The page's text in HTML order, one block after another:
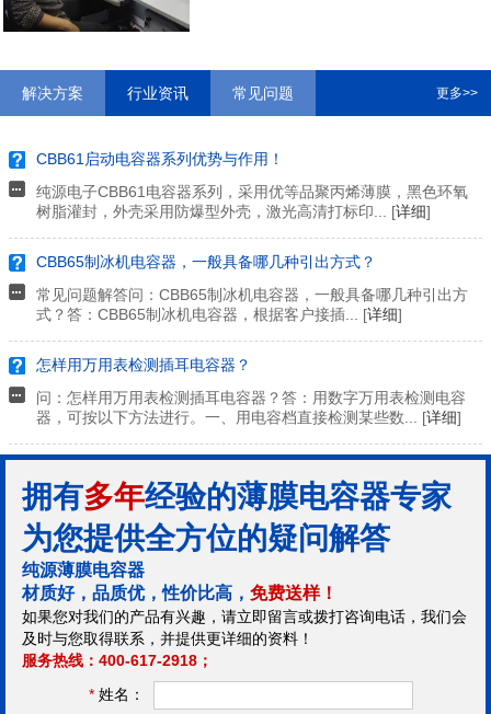
解决方案 行业资讯 常见问题 更多>>
CBB61启动电容器系列优势与作用！
纯源电子CBB61电容器系列，采用优等品聚丙烯薄膜，黑色环氧
树脂灌封，外壳采用防爆型外壳，激光高清打标印... [详细]
CBB65制冰机电容器，一般具备哪几种引出方式？
常见问题解答问：CBB65制冰机电容器，一般具备哪几种引出方
式？答：CBB65制冰机电容器，根据客户接插... [详细]
怎样用万用表检测插耳电容器？
问：怎样用万用表检测插耳电容器？答：用数字万用表检测电容
器，可按以下方法进行。一、用电容档直接检测某些数... [详细]
拥有多年经验的薄膜电容器专家
为您提供全方位的疑问解答
纯源薄膜电容器
材质好，品质优，性价比高， 免费送样！
如果您对我们的产品有兴趣，请立即留言或拨打咨询电话，我们会
及时与您取得联系，并提供更详细的资料！
服务热线：400-617-2918；
* 姓名：